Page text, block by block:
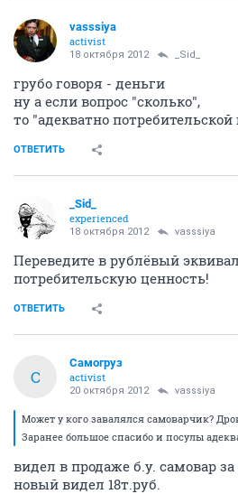
vasssiya
activist
18 октября 2012 _Sid_
грубо говоря - деньги
ну а если вопрос "сколько",
то "адекватно
ОТВЕТИТЬ
_Sid_
experienced
18 октября 2012 vasssiya
Переведите в рублёвый
потребительскую ценность!
ОТВЕТИТЬ
С
Самогруз
activist
20 октября 2012 vasssiya
Может у кого завалялся самоварчик?
Заранее большое спасибо и посулы
видел в продаже б.у. самовар
новый видел 18т.руб.